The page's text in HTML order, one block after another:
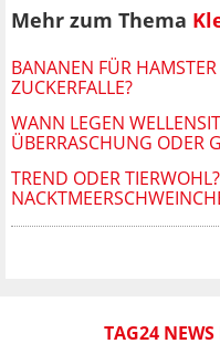
Mehr zum Thema
BANANEN FÜR
ZUCKERFALLE?
WANN LEGEN
ÜBERRASCHUNG ODER
TREND ODER
TAG24